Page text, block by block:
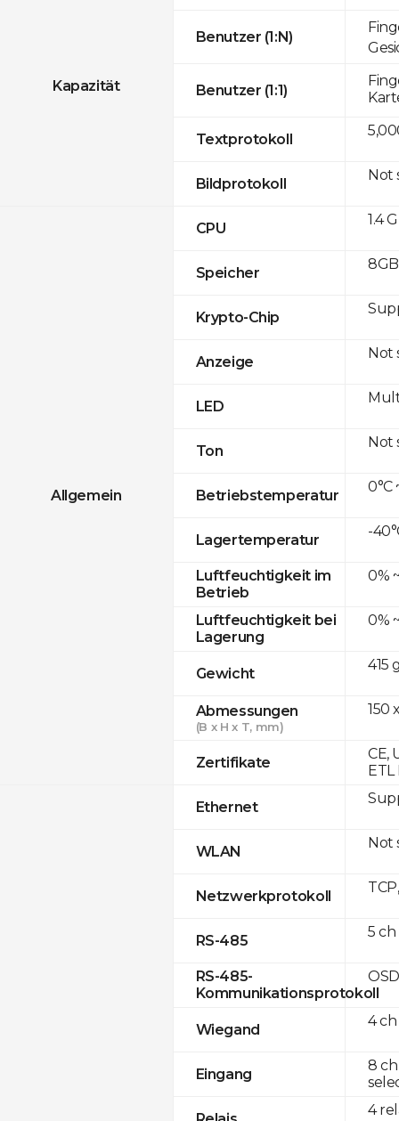
Kapazität
Benutzer (1:N)
Benutzer (1:1)
Textprotokoll
Bildprotokoll
Allgemein
CPU
Speicher
Krypto-Chip
Anzeige
LED
Ton
Betriebstemperatur
Lagertemperatur
Luftfeuchtigkeit im
Betrieb
Luftfeuchtigkeit bei
Lagerung
Gewicht
Abmessungen
(B x H x T, mm)
Zertifikate
Ethernet
WLAN
Netzwerkprotokoll
RS-485
RS-485-
Kommunikationsprotokoll
Wiegand
Eingang
Not
1.4
Not
Not
0°C
-
0%
0%
415
150
CE,
ETL
Not
5 ch
4 ch
8
4